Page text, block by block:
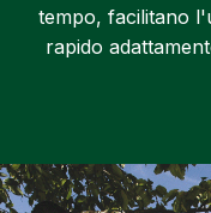
tempo, facilitano
rapido